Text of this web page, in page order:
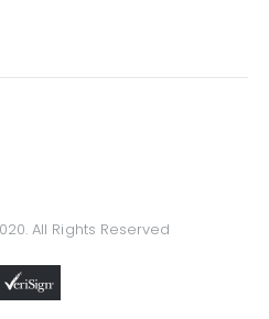
All Rights Reserved